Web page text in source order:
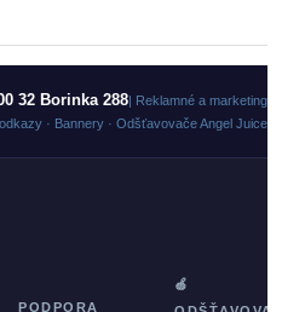
32 Borinka 288| Reklamné a
· Bannery · Odšťavovače Angel Juicer
PODPORA
🍏